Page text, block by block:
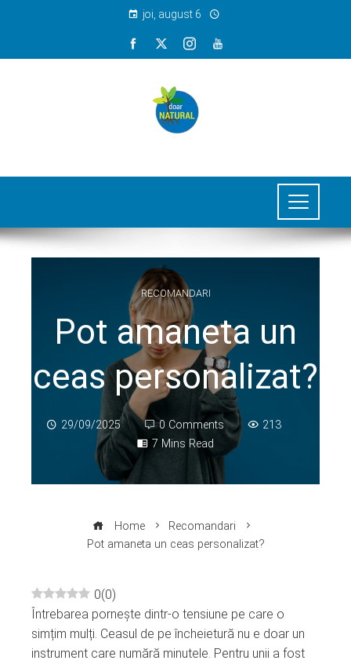
joi, august 6
RECOMANDARI
Pot amaneta un
ceas personalizat?
29/09/2025 0 Comments
213
7 Mins Read
Home
Recomandari
Pot amaneta un ceas personalizat?
0(0)
Întrebarea pornește dintr-o tensiune pe care o
simțim mulți. Ceasul de pe încheietură nu e doar un
instrument care numără minutele. Pentru unii a fost